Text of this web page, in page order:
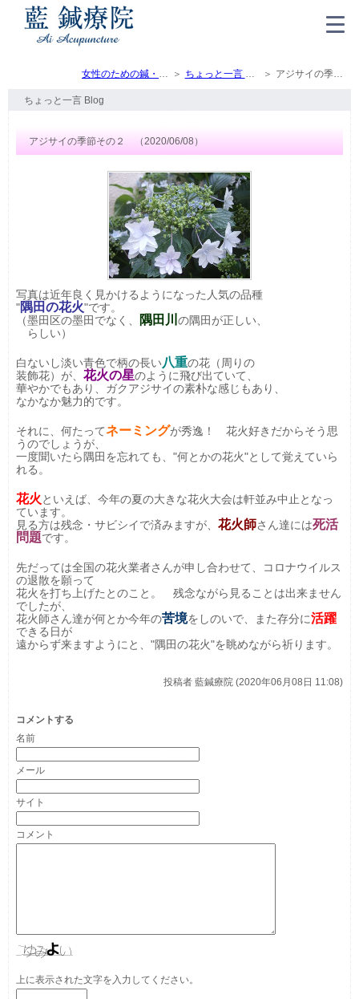
女性のための鍼・灸・マッサージ（トップ） ちょっと一言 Blog アジサイの季節その２ （2020/06/08）
ちょっと一言 Blog
アジサイの季節その２ （2020/06/08）
写真は近年良く見かけるようになった人気の品種
"隅田の花火"です。
（墨田区の墨田でなく、
隅田川 の隅田が正しい、
らしい）
白ないし淡い青色で柄の長い八重の花（周りの
装飾花）が、 花火の星のように飛び出ていて、
華やかでもあり、ガクアジサイの素朴な感じもあり、
なかなか魅力的です。
それに、何たってネーミングが秀逸！ 花火好き だからそう思
うのでしょうが、
一度聞いたら隅田を忘れても、"何とかの花火"として覚えていら
れる。
花火といえば、今年の夏の大きな花火大会は軒並み中止 となっ
ています。
見る方は残念・サビシイで済みますが、 花火師さん達には死活
問題です。
先だっては全国の花火業者さんが申し合わせて、コロナウイルス
の退散を願って
花火を打ち上げたとのこと。 残念ながら見ることは出来ません
でしたが、
花火師さん達が何とか今年の苦境をしのいで、また存分に活躍
できる日が
遠からず来ますようにと、"隅田の花火"を眺めながら祈ります。
投稿者 藍鍼療院 (2020年06月08日 11:08)
コメントする
名前
メール
サイト
上に表示された文字を入力してください。
コメント